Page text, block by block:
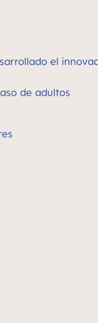
el
de adultos